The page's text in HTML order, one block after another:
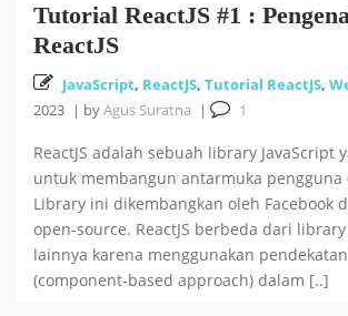
Tutorial ReactJS #1 :
ReactJS
JavaScript, ReactJS, Tutorial ReactJS,
2023 | byAgus Suratna | 1
ReactJS adalah sebuah library JavaScript
untuk membangun antarmuka pengguna
Library ini dikembangkan oleh Facebook
open-source. ReactJS berbeda dari library
lainnya karena menggunakan
(component-based approach) dalam [..]